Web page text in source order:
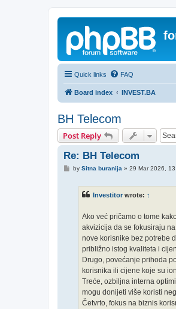
Quick links FAQ
Board index INVEST.BA
BH Telecom
Post Reply
Re: BH Telecom
Pby Sitna buranija » 29 Mar 2026,
Investitor wrote: ↑
Ako već pričamo o tome
akvizicija da se fokusiraju
nove korisnike bez potrebe
približno istog kvaliteta i
Drugo, povećanje prihoda
korisnika ili cijene koje su
Treće, ozbiljna interna
mogu donijeti više koristi
Četvrto, fokus na biznis